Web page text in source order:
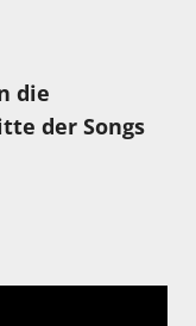
die
der Songs